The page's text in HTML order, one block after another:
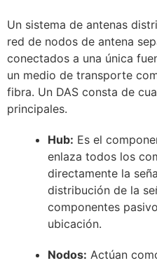
Un sistema de antenas
red de nodos de antena
conectados a una única
un medio de transporte
fibra. Un DAS consta de
principales.
Hub: Es el
enlaza todos los
directamente la
distribución de la
componentes
ubicación.
Nodos: Actúan